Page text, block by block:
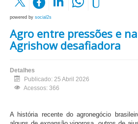
powered by social2s
Agro entre pressões e
Agrishow desafiadora
Detalhes
Publicado: 25 Abril 2026
Acessos: 366
A história recente do agronegócio